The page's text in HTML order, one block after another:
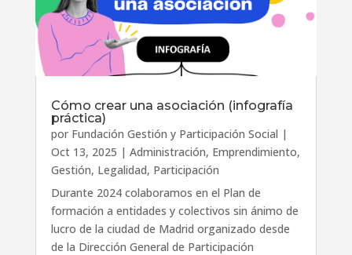
Cómo crear una asociación (infografía
práctica)
por Fundación Gestión y Participación Social |
Oct 13, 2025 | Administración, Emprendimiento,
Gestión, Legalidad, Participación
Durante 2024 colaboramos en el Plan de
formación a entidades y colectivos sin ánimo de
lucro de la ciudad de Madrid organizado desde
de la Dirección General de Participación